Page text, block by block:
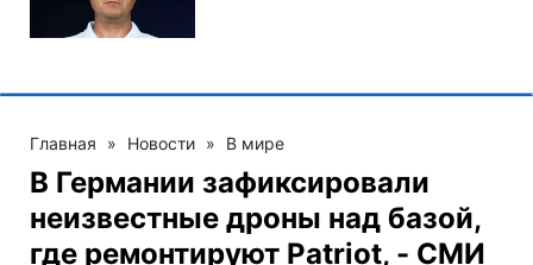
Главная » Новости » В мире
В Германии зафиксировали
неизвестные дроны над базой,
где ремонтируют Patriot, - СМИ